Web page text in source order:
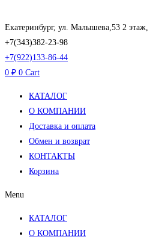
к
содержимому
Екатеринбург, ул. Малышева,53 2
+7(343)382-23-98
+7(922)133-86-44
0 ₽ 0 Cart
КАТАЛОГ
О КОМПАНИИ
Доставка и оплата
Обмен и возврат
КОНТАКТЫ
Корзина
Menu
КАТАЛОГ
О КОМПАНИИ